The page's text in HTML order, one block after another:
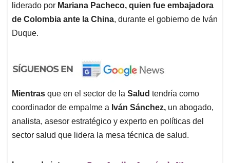
liderado por Mariana Pacheco, quien fue embajadora
de Colombia ante la China, durante el gobierno de Iván
Duque.
Mientras que en el sector de la Salud tendría como
coordinador de empalme a Iván Sánchez, un abogado,
analista, asesor estratégico y experto en políticas del
sector salud que lidera la mesa técnica de salud.